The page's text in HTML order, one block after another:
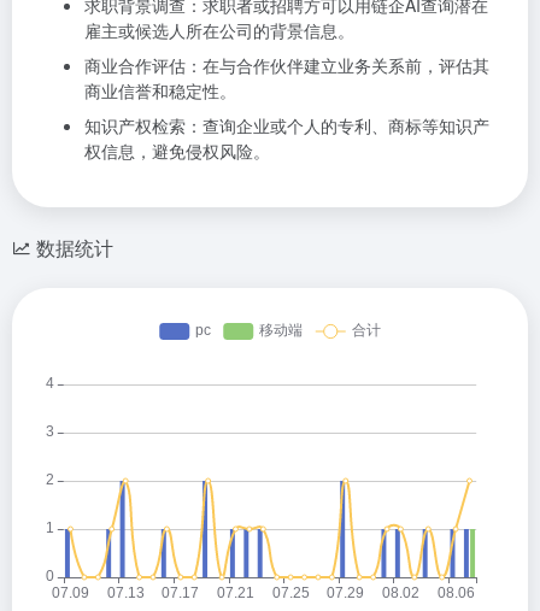
雇主或候选人所在公司的背景信息。
商业合作评估：在与合作伙伴建立业务关系前，评估其
商业信誉和稳定性。
知识产权检索：查询企业或个人的专利、商标等知识产
权信息，避免侵权风险。
数据统计